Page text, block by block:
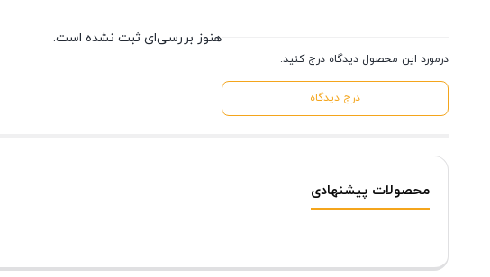
درمورد این محصول دیدگاه درج کنید.
درج دیدگاه
هنوز بررسی‌ای ثبت نشده است.
محصولات پیشنهادی